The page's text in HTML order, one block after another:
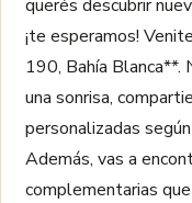
querés descubrir
¡te esperamos!
190, Bahía Blanca**.
una sonrisa,
personalizadas
Además, vas a
complementarias